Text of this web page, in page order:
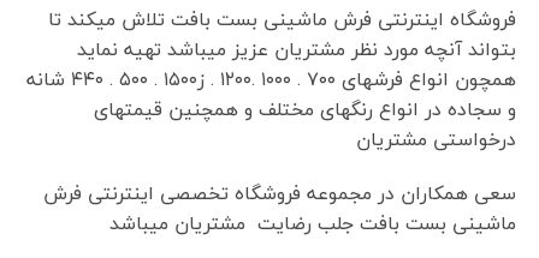
فروشگاه اینترنتی فرش ماشینی بست بافت تلاش میکند تا
بتواند آنچه مورد نظر مشتریان عزیز میباشد تهیه نماید
همچون انواع فرشهای ۷۰۰ . ۱۰۰۰ .۱۲۰۰ . ز۱۵۰۰ . ۵۰۰ . ۴۴۰ شانه
و سجاده در انواع رنگهای مختلف و همچنین قیمتهای
درخواستی مشتریان
سعی همکاران در مجموعه فروشگاه تخصصی اینترنتی فرش
ماشینی بست بافت جلب رضایت مشتریان میباشد